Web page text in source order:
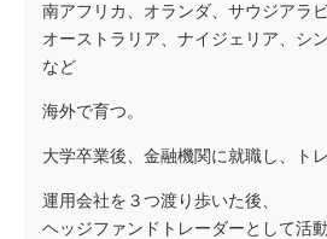
南アフリカ、オランダ、サウジアラビ
オーストラリア、ナイジェリア、シ
など
海外で育つ。
大学卒業後、金融機関に就職し、ト
運用会社を３つ渡り歩いた後、
ヘッジファンドトレーダーとして活動